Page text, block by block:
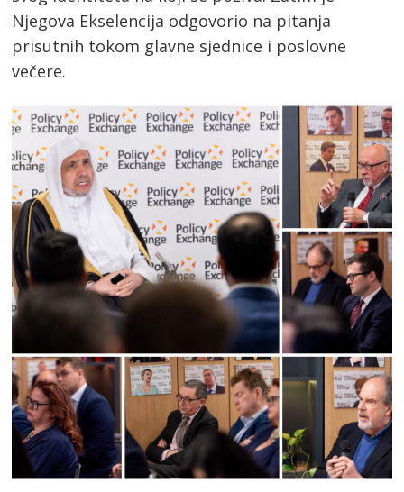
Njegova Ekselencija odgovorio na pitanja
prisutnih tokom glavne sjednice i poslovne
večere.